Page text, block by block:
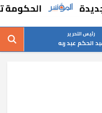
الحكومة تقر
رئيس التحرير
الحكم عبد ربه